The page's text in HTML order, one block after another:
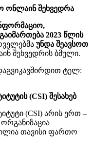
ონლაინ შეხვედრა
2023 წლის
უნდა შეავსოთ
შეხვედრის ბმული.
ტელ:
(CSI) შესახებ
(CSI) არის ერთ –
თავისი ფართო